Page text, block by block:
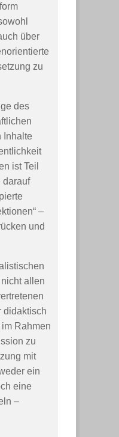
über
zu
des
Inhalte
ist Teil
darauf
–
und
allen
didaktisch
Rahmen
zu
mit
ein
eine
–